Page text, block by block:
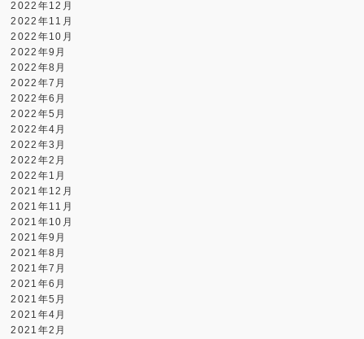
2022年12月
2022年11月
2022年10月
2022年9月
2022年8月
2022年7月
2022年6月
2022年5月
2022年4月
2022年3月
2022年2月
2022年1月
2021年12月
2021年11月
2021年10月
2021年9月
2021年8月
2021年7月
2021年6月
2021年5月
2021年4月
2021年2月